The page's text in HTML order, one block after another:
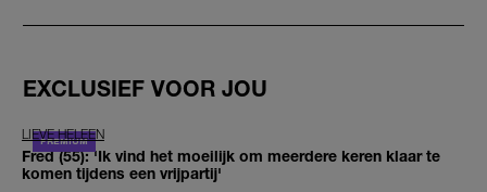
EXCLUSIEF VOOR JOU
LIEVE HELEEN
Fred (55): 'Ik vind het moeilijk om meerdere keren klaar te
komen tijdens een vrijpartij'